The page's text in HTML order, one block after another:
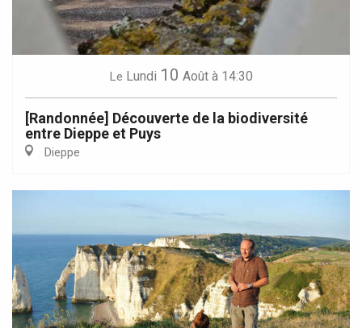
Le Lundi 10 Août à 14:30
[Randonnée] Découverte de la biodiversité
entre Dieppe et Puys
Dieppe